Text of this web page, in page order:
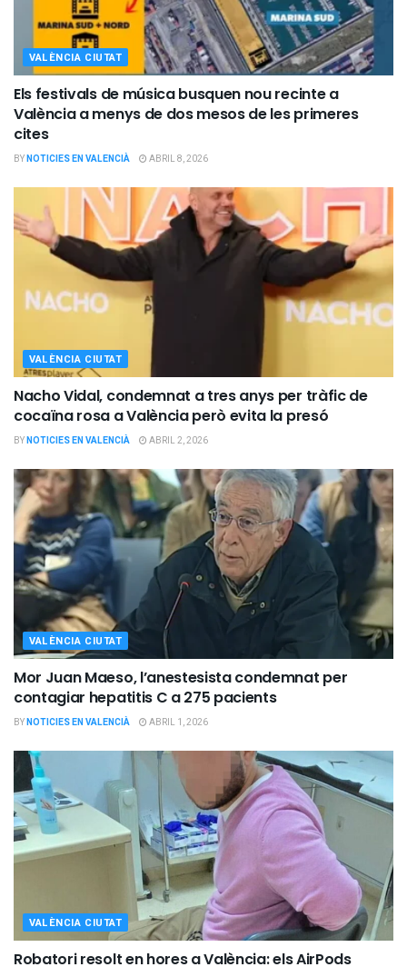
VALÈNCIA CIUTAT
Els festivals de música busquen nou recinte a
València a menys de dos mesos de les primeres
cites
BYNOTICIES EN VALENCIÀ ABRIL 8, 2026
VALÈNCIA CIUTAT
Nacho Vidal, condemnat a tres anys per tràfic de
cocaïna rosa a València però evita la presó
BYNOTICIES EN VALENCIÀ ABRIL 2, 2026
VALÈNCIA CIUTAT
Mor Juan Maeso, l’anestesista condemnat per
contagiar hepatitis C a 275 pacients
BYNOTICIES EN VALENCIÀ ABRIL 1, 2026
VALÈNCIA CIUTAT
Robatori resolt en hores a València: els AirPods